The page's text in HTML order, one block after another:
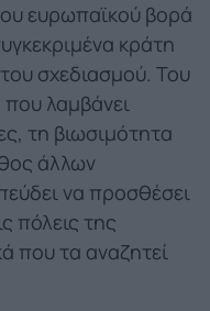
ευρωπαϊκού βορά
κράτη
σχεδιασμού. Του
λαμβάνει
τη βιωσιμότητα
άλλων
να προσθέσει
πόλεις της
που τα αναζητεί